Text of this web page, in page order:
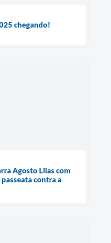
chegando!
Agosto Lilas com
contra a